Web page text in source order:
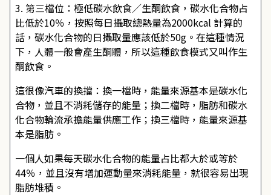
3. 第三檔位：極低碳水飲食／生酮飲食，碳水化合物占
比低於10％，按照每日攝取總熱量為2000kcal 計算的
話，碳水化合物的日攝取量應該低於50g。在這種情況
下，人體一般會產生酮體，所以這種飲食模式又叫作生
酮飲食。
這很像汽車的換擋：換一檔時，能量來源基本是碳水化
合物，並且不消耗儲存的能量；換二檔時，脂肪和碳水
化合物輪流承擔能量供應工作；換三檔時，能量來源基
本是脂肪。
一個人如果每天碳水化合物的能量占比都大於或等於
44％，並且沒有增加運動量來消耗能量，就很容易出現
脂肪堆積。